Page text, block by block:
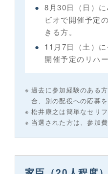
8月30日（日）
ビオで開催予定
きる方。
11月7日（土）
開催予定のリハ
過去に参加経験のある
合、別の配役への応募
松井康之は簡単なセリ
当選された方は、参加